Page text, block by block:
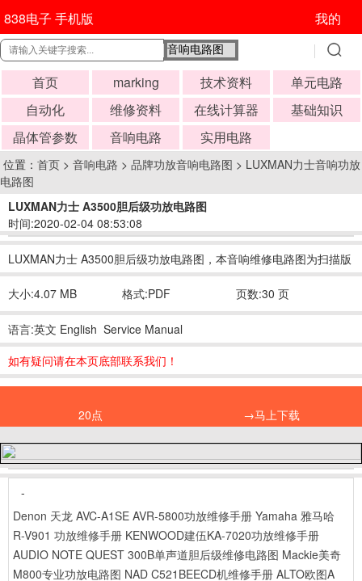
838电子 手机版 我的
首页 marking 技术资料
单元电路
自动化
维修资料 在线计算器
基础知识
晶体管参数
音响电路 实用电路
位置： 首页 > 音响电路 > 品牌功放音响电路图 > LUXMAN力士音响功放
电路图
LUXMAN力士 A3500胆后级功放电路图
时间:2020-02-04 08:53:08
LUXMAN力士 A3500胆后级功放电路图，本音响维修电路图为扫描版
大小:4.07 MB 格式:PDF 页数:30 页
语言:英文 English Service Manual
如有疑问请在本页底部联系我们！
20点 →马上下载
-
Denon 天龙 AVC-A1SE AVR-5800功放维修手册 Yamaha 雅马哈
R-V901 功放维修手册 KENWOOD建伍KA-7020功放维修手册
AUDIO NOTE QUEST 300B单声道胆后级维修电路图 Mackie美奇
M800专业功放电路图 NAD C521BEECD机维修手册 ALTO欧图A